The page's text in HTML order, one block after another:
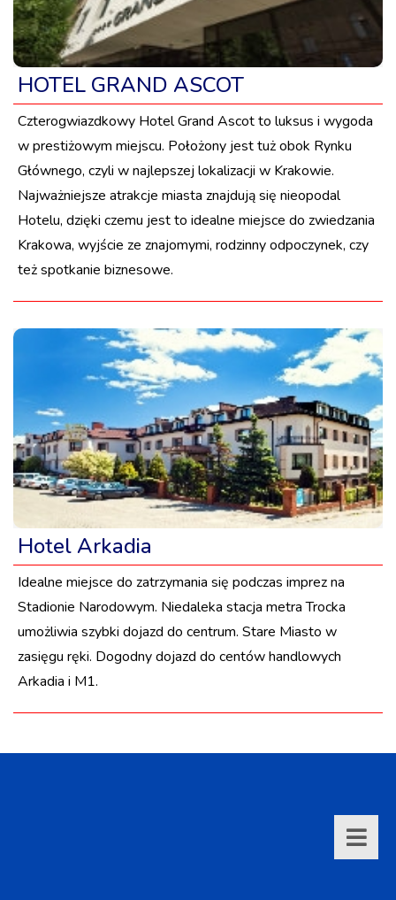
HOTEL GRAND ASCOT
Czterogwiazdkowy Hotel Grand Ascot to luksus i wygoda
w prestiżowym miejscu. Położony jest tuż obok Rynku
Głównego, czyli w najlepszej lokalizacji w Krakowie.
Najważniejsze atrakcje miasta znajdują się nieopodal
Hotelu, dzięki czemu jest to idealne miejsce do zwiedzania
Krakowa, wyjście ze znajomymi, rodzinny odpoczynek, czy
też spotkanie biznesowe.
Hotel Arkadia
Idealne miejsce do zatrzymania się podczas imprez na
Stadionie Narodowym. Niedaleka stacja metra Trocka
umożliwia szybki dojazd do centrum. Stare Miasto w
zasięgu ręki. Dogodny dojazd do centów handlowych
Arkadia i M1.